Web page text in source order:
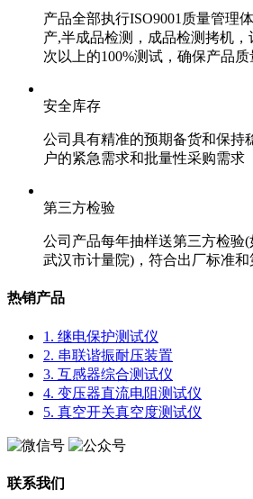
产品全部执行ISO9001质量管理
产,半成品检测，成品检测拷机
次以上的100%测试，确保产品质
安全库存
公司具有精准的预期备货和保持
户的紧急需求和批量性采购需求
第三方检验
公司产品每年抽样送第三方检验(
武汉市计量院)，符合出厂标准
热销产品
1. 继电保护测试仪
2. 串联谐振耐压装置
3. 互感器综合测试仪
4. 变压器直流电阻测试仪
5. 真空开关真空度测试仪
联系我们